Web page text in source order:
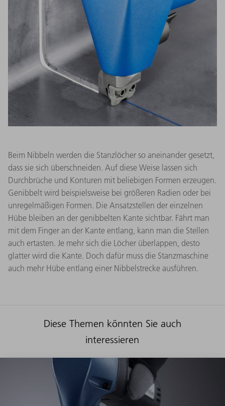
Beim Nibbeln werden die Stanzlöcher so aneinander gesetzt,
dass sie sich überschneiden. Auf diese Weise lassen sich
Durchbrüche und Konturen mit beliebigen Formen erzeugen.
Genibbelt wird beispielsweise bei größeren Radien oder bei
unregelmäßigen Formen. Die Ansatzstellen der einzelnen
Hübe bleiben an der genibbelten Kante sichtbar. Fährt man
mit dem Finger an der Kante entlang, kann man die Stellen
auch ertasten. Je mehr sich die Löcher überlappen, desto
glatter wird die Kante. Doch dafür muss die Stanzmaschine
auch mehr Hübe entlang einer Nibbelstrecke ausführen.
Diese Themen könnten Sie auch
interessieren